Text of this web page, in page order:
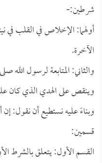
شرطين:-
أولهما: الإخلاص في القلب في
الآخرة.
والثاني: المتابعة لرسول الله
وينقص على الهدي الذي كان
وبناءً عليه نستطيع أن نقول:
قسمين:
القسم الأول: يتعلق